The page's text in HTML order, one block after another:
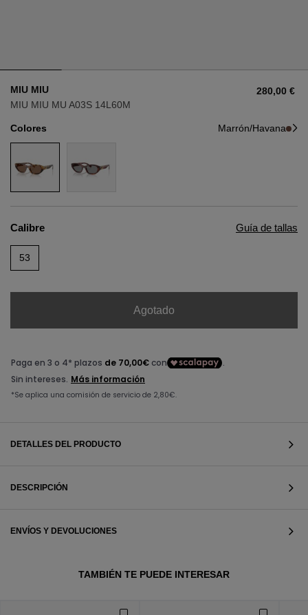
AVIADOR
OJO DE GATO
RECTANGULAR/CUADRADA
REDONDA/OVALADA
AVIADOR
OJO DE GATO
RECTANGULAR/CUADRADA
REDONDA/OVALADA
MIU MIU
MIU MIU MU A03S 14L60M
280,00 €
Colores Marrón/Havana
Calibre Guía de tallas
53
Agotado
DETALLES DEL PRODUCTO
DESCRIPCIÓN
ENVÍOS Y DEVOLUCIONES
TAMBIÉN TE PUEDE INTERESAR